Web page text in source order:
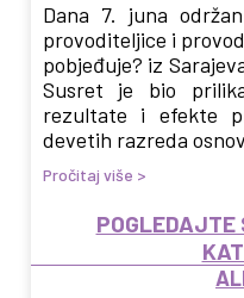
Dana 7. juna
provoditeljice i
pobjeđuje? iz
Susret je bio
rezultate i efekte
devetih razreda
Pročitaj više >
POGLEDAJTE